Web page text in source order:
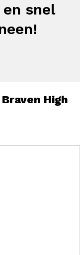
snel
High